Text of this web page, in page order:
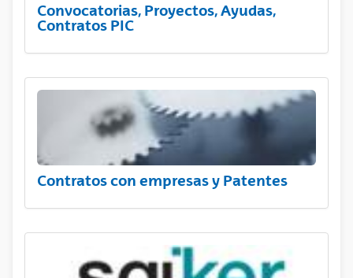
Convocatorias, Proyectos, Ayudas,
Contratos PIC
Contratos con empresas y Patentes